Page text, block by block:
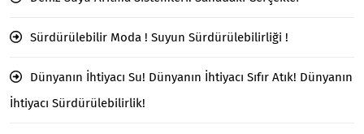
Sürdürülebilir Moda ! Suyun Sürdürülebilirliği !
Dünyanın İhtiyacı Su! Dünyanın İhtiyacı Sıfır Atık! Dünyanın
İhtiyacı Sürdürülebilirlik!